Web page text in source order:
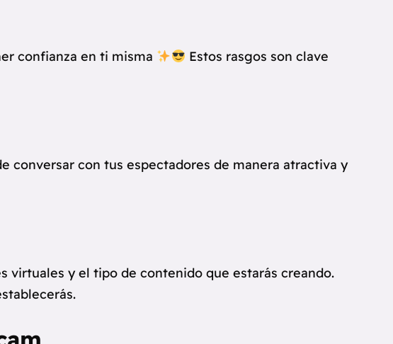
confianza en ti misma
Estos rasgos son clave
conversar con tus espectadores de manera atractiva y
virtuales y el tipo de contenido que estarás creando.